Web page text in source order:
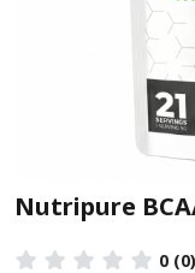
Nutripure
0 (0)